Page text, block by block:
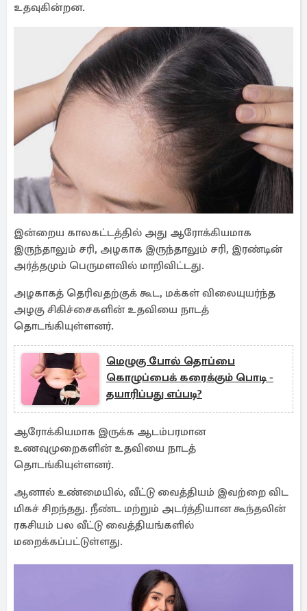
உதவுகின்றன.
இன்றைய காலகட்டத்தில் அது ஆரோக்கியமாக
இருந்தாலும் சரி, அழகாக இருந்தாலும் சரி, இரண்டின்
அர்த்தமும் பெருமளவில் மாறிவிட்டது.
அழகாகத் தெரிவதற்குக் கூட, மக்கள் விலையுயர்ந்த
அழகு சிகிச்சைகளின் உதவியை நாடத்
தொடங்கியுள்ளனர்.
மெழுகு போல் தொப்பை
கொழுப்பைக் கரைக்கும் பொடி -
தயாரிப்பது எப்படி?
ஆரோக்கியமாக இருக்க ஆடம்பரமான
உணவுமுறைகளின் உதவியை நாடத்
தொடங்கியுள்ளனர்.
ஆனால் உண்மையில், வீட்டு வைத்தியம் இவற்றை விட
மிகச் சிறந்தது. நீண்ட மற்றும் அடர்த்தியான கூந்தலின்
ரகசியம் பல வீட்டு வைத்தியங்களில்
மறைக்கப்பட்டுள்ளது.